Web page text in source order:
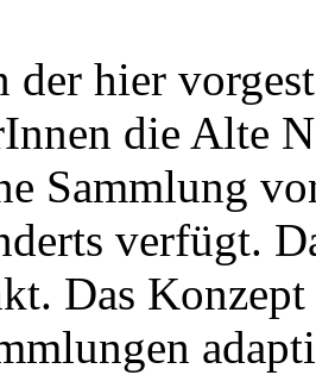
der hier
die Alte
Sammlung
verfügt.
Das